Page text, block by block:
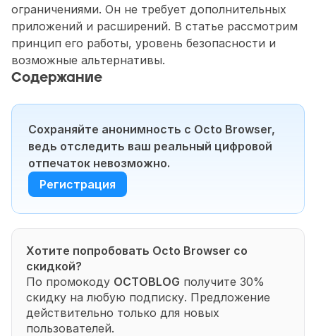
ограничениями. Он не требует дополнительных
приложений и расширений. В статье рассмотрим
принцип его работы, уровень безопасности и
возможные альтернативы.
Содержание
Сохраняйте анонимность с Octo Browser,
ведь отследить ваш реальный цифровой
отпечаток невозможно.
Регистрация
Хотите попробовать Octo Browser со
скидкой?
По промокоду OCTOBLOG получите 30%
скидку на любую подписку. Предложение
действительно только для новых
пользователей.